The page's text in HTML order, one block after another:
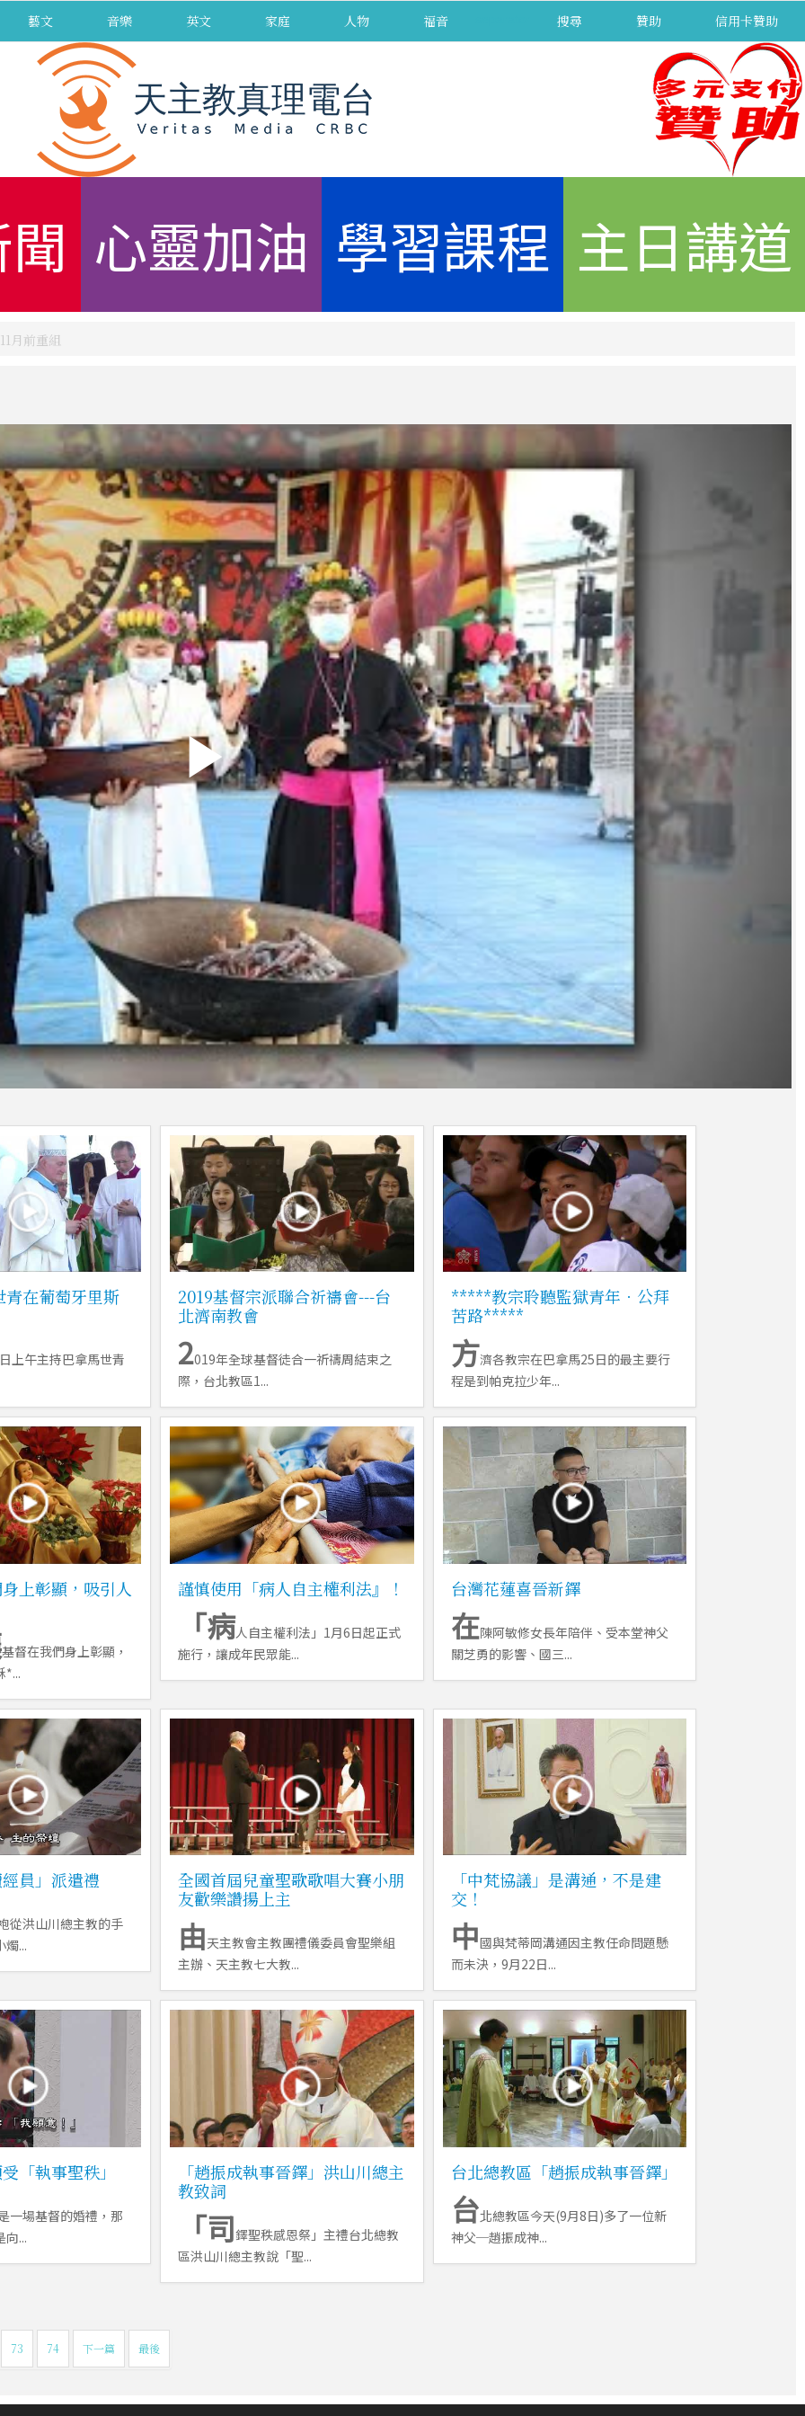
藝文 音樂 英文 家庭 人物 福音 搜尋 贊助 信用卡贊助
心靈加油 學習課程 主日講道
月前重組
青在葡萄牙里斯
上午主持巴拿馬世青
2019基督宗派聯合祈禱會---台
北濟南教會
2019年全球基督徒合一祈禱周結束之
際，台北教區1...
*****教宗聆聽監獄青年．公拜
苦路*****
方濟各教宗在巴拿馬25日的最主要行
程是到帕克拉少年...
上彰顯，吸引人
基督在我們身上彰顯，
*...
謹慎使用「病人自主權利法』！
「病人自主權利法」1月6日起正式
施行，讓成年民眾能...
台灣花蓮喜晉新鐸
在陳阿敏修女長年陪伴、受本堂神父
關芝勇的影響、國三...
員」派遣禮
從洪山川總主教的手
燭...
全國首屆兒童聖歌歌唱大賽小朋
友歡樂讚揚上主
由天主教會主教團禮儀委員會聖樂組
主辦、天主教七大教...
「中梵協議」是溝通，不是建
交！
中國與梵蒂岡溝通因主教任命問題懸
而未決，9月22日...
「執事聖秩」
一場基督的婚禮，那
向...
「趙振成執事晉鐸」洪山川總主
教致詞
「司鐸聖秩感恩祭」主禮台北總教
區洪山川總主教說「聖...
台北總教區「趙振成執事晉鐸」
台北總教區今天(9月8日)多了一位新
神父─趙振成神...
73 74 下一篇 最後